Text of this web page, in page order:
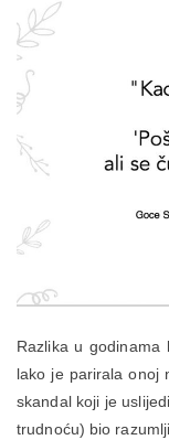
Razlika u godinama
lako je parirala onoj
skandal koji je
trudnoću) bio